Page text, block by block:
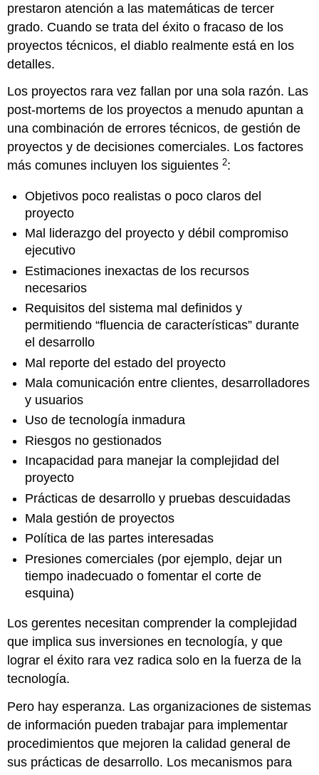
prestaron atención a las matemáticas de tercer
grado. Cuando se trata del éxito o fracaso de los
proyectos técnicos, el diablo realmente está en los
detalles.
Los proyectos rara vez fallan por una sola razón. Las
post-mortems de los proyectos a menudo apuntan a
una combinación de errores técnicos, de gestión de
proyectos y de decisiones comerciales. Los factores
más comunes incluyen los siguientes2:
Objetivos poco realistas o poco claros del
proyecto
Mal liderazgo del proyecto y débil compromiso
ejecutivo
Estimaciones inexactas de los recursos
necesarios
Requisitos del sistema mal definidos y
permitiendo “fluencia de características” durante
el desarrollo
Mal reporte del estado del proyecto
Mala comunicación entre clientes, desarrolladores
y usuarios
Uso de tecnología inmadura
Riesgos no gestionados
Incapacidad para manejar la complejidad del
proyecto
Prácticas de desarrollo y pruebas descuidadas
Mala gestión de proyectos
Política de las partes interesadas
Presiones comerciales (por ejemplo, dejar un
tiempo inadecuado o fomentar el corte de
esquina)
Los gerentes necesitan comprender la complejidad
que implica sus inversiones en tecnología, y que
lograr el éxito rara vez radica solo en la fuerza de la
tecnología.
Pero hay esperanza. Las organizaciones de sistemas
de información pueden trabajar para implementar
procedimientos que mejoren la calidad general de
sus prácticas de desarrollo. Los mecanismos para